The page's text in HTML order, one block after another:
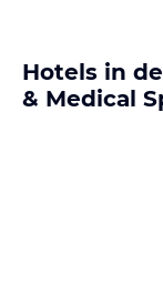
Hotels in
& Medical